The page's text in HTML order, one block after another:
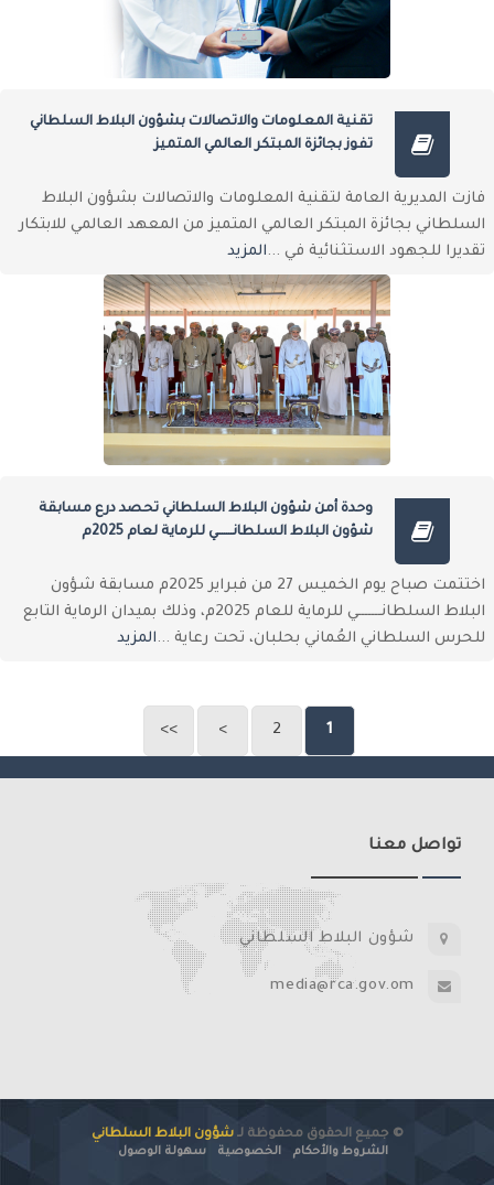
تقنية المعلومات والاتصالات بشؤون البلاط السلطاني
تفوز بجائزة المبتكر العالمي المتميز
فازت المديرية العامة لتقنية المعلومات والاتصالات بشؤون البلاط
السلطاني بجائزة المبتكر العالمي المتميز من المعهد العالمي للابتكار
تقديرا للجهود الاستثنائية في ... المزيد
وحدة أمن شؤون البلاط السلطاني تحصد درع مسابقة
شؤون البلاط السلطانـــــــي للرماية لعام 2025م
اختتمت صباح يوم الخميس 27 من فبراير 2025م مسابقة شؤون
البلاط السلطانـــــــي للرماية للعام 2025م، وذلك بميدان الرماية التابع
للحرس السلطاني العُماني بحلبان، تحت رعاية ... المزيد
1
2
>
>>
تواصل معنا
شؤون البلاط السلطاني
media@rca.gov.om
© جميع الحقوق محفوظة لـشؤون البلاط السلطاني
الشروط والأحكام الخصوصية سهولة الوصول